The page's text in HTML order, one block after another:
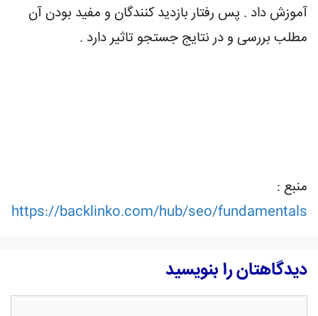
آموزش داد . پس رفتار بازدید کنندگان و مفید بودن آن
مطلب بررسی و در نتایج جستجو تاثیر دارد .
منبع :
https://backlinko.com/hub/seo/fundamentals
دیدگاهتان را بنویسید